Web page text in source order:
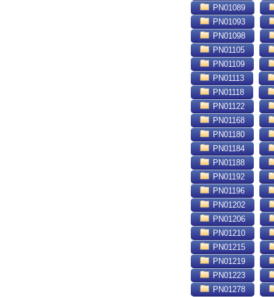
PN01089
PN01093
PN01098
PN01105
PN01109
PN01113
PN01118
PN01122
PN01168
PN01180
PN01184
PN01188
PN01192
PN01196
PN01202
PN01206
PN01210
PN01215
PN01219
PN01223
PN01278